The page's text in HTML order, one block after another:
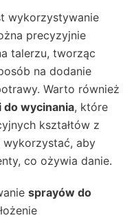
wykorzystywanie
precyzyjnie
talerzu, tworząc
na dodanie
Warto również
do wycinania, które
kształtów z
aby
co ożywia danie.
sprayów do